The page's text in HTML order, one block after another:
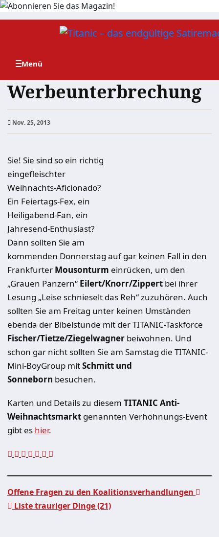
Zum
Werbeunterbrechung
Nov. 25, 2013
Sie! Sie sind so ein richtig
eingefleischter
Weihnachts-Aficionado?
Ein Feiertags-Fex, ein
Heiligabend-Fan, ein
Jahresend-Enthusiast?
Dann sollten Sie am
kommenden Donnerstag auf gar keinen Fall in den
Frankfurter Mousonturm einrücken, um den
„Grauen Panzern“ Eilert/Knorr/Zippert bei ihrer
Lesung „Leise schnieselt das Reh“ zuzuhören. Auch
sollten Sie am Freitag unter keinen Umständen
ebenda der Bibelstunde mit der TITANIC-Taskforce
Fischer/Tietze/Ziegelwagner beiwohnen. Und
schon gar nicht sollten Sie am Samstag die TITANIC-
Mini-BoyGroup mitSchmitt und
Sonneborn besuchen.
Karten und Details zu diesem TITANIC Anti-
Weihnachtsmarkt genannten Verhöhnungs-Event
gibt es hier.
Offene Fragen zu den Koalitionsverhandlungen
Liste trauriger Dinge (21)